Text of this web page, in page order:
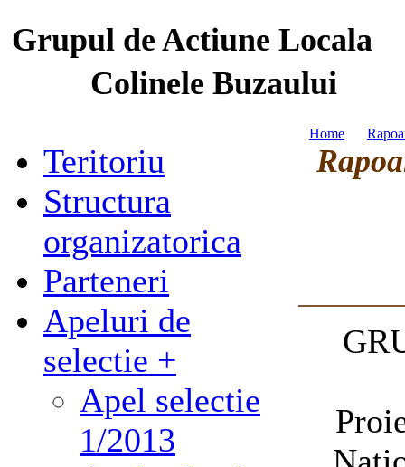
Grupul de Actiune Locala
Colinele Buzaului
Teritoriu
Structura
organizatorica
Parteneri
Apeluri de
selectie +
Apel selectie
1/2013
Home